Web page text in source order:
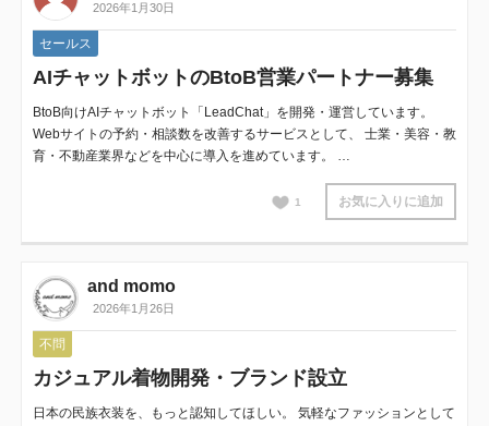
2026年1月30日
セールス
AIチャットボットのBtoB営業パートナー募集
BtoB向けAIチャットボット「LeadChat」を開発・運営しています。
Webサイトの予約・相談数を改善するサービスとして、 士業・美容・教
育・不動産業界などを中心に導入を進めています。 …
1 お気に入りに追加
and momo
2026年1月26日
不問
カジュアル着物開発・ブランド設立
日本の民族衣装を、もっと認知してほしい。 気軽なファッションとして